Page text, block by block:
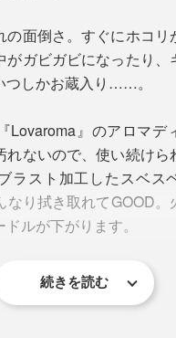
ほとんどないから、初心
の面倒さ。すぐにホコリ
がガビガビになったり、
つしかお蔵入り……。
Lovaroma』のアロマデ
れないので、使い続けら
ラスト加工したスベス
なり拭き取れてGOOD。
ルが下がります。
続きを読む